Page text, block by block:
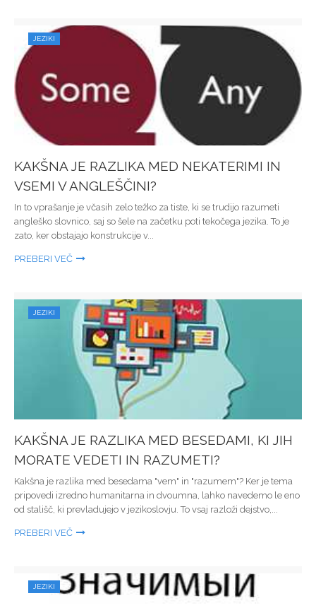
JEZIKI
KAKŠNA JE RAZLIKA MED NEKATERIMI IN
VSEMI V ANGLEŠČINI?
In to vprašanje je včasih zelo težko za tiste, ki se trudijo razumeti
angleško slovnico, saj so šele na začetku poti tekočega jezika. To je
zato, ker obstajajo konstrukcije v...
PREBERI VEČ
JEZIKI
KAKŠNA JE RAZLIKA MED BESEDAMI, KI JIH
MORATE VEDETI IN RAZUMETI?
Kakšna je razlika med besedama "vem" in "razumem"? Ker je tema
pripovedi izredno humanitarna in dvoumna, lahko navedemo le eno
od stališč, ki prevladujejo v jezikoslovju. To vsaj razloži dejstvo,...
PREBERI VEČ
JEZIKI